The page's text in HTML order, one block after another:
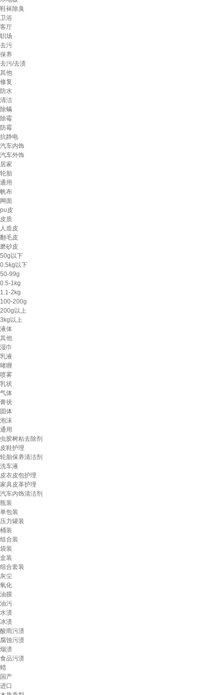
鞋袜除臭
卫浴
客厅
职场
去污
保养
去污/去渍
其他
修复
防水
清洁
除螨
除霉
防霉
抗静电
汽车内饰
汽车外饰
居家
轮胎
通用
帆布
网面
pu皮
皮质
人造皮
翻毛皮
磨砂皮
50g以下
0.5kg以下
50-99g
0.5-1kg
1.1-2kg
100-200g
200g以上
3kg以上
液体
其他
湿巾
乳液
啫喱
喷雾
乳状
气体
膏状
固体
泡沫
通用
虫胶树粘去除剂
皮鞋护理
轮胎保养清洁剂
洗车液
皮衣皮包护理
家具皮革护理
汽车内饰清洁剂
瓶装
单包装
压力罐装
桶装
组合装
袋装
盒装
组合套装
灰尘
氧化
油膜
油污
水渍
冰渍
酸雨污渍
腐蚀污渍
烟渍
食品污渍
蜡
国产
进口